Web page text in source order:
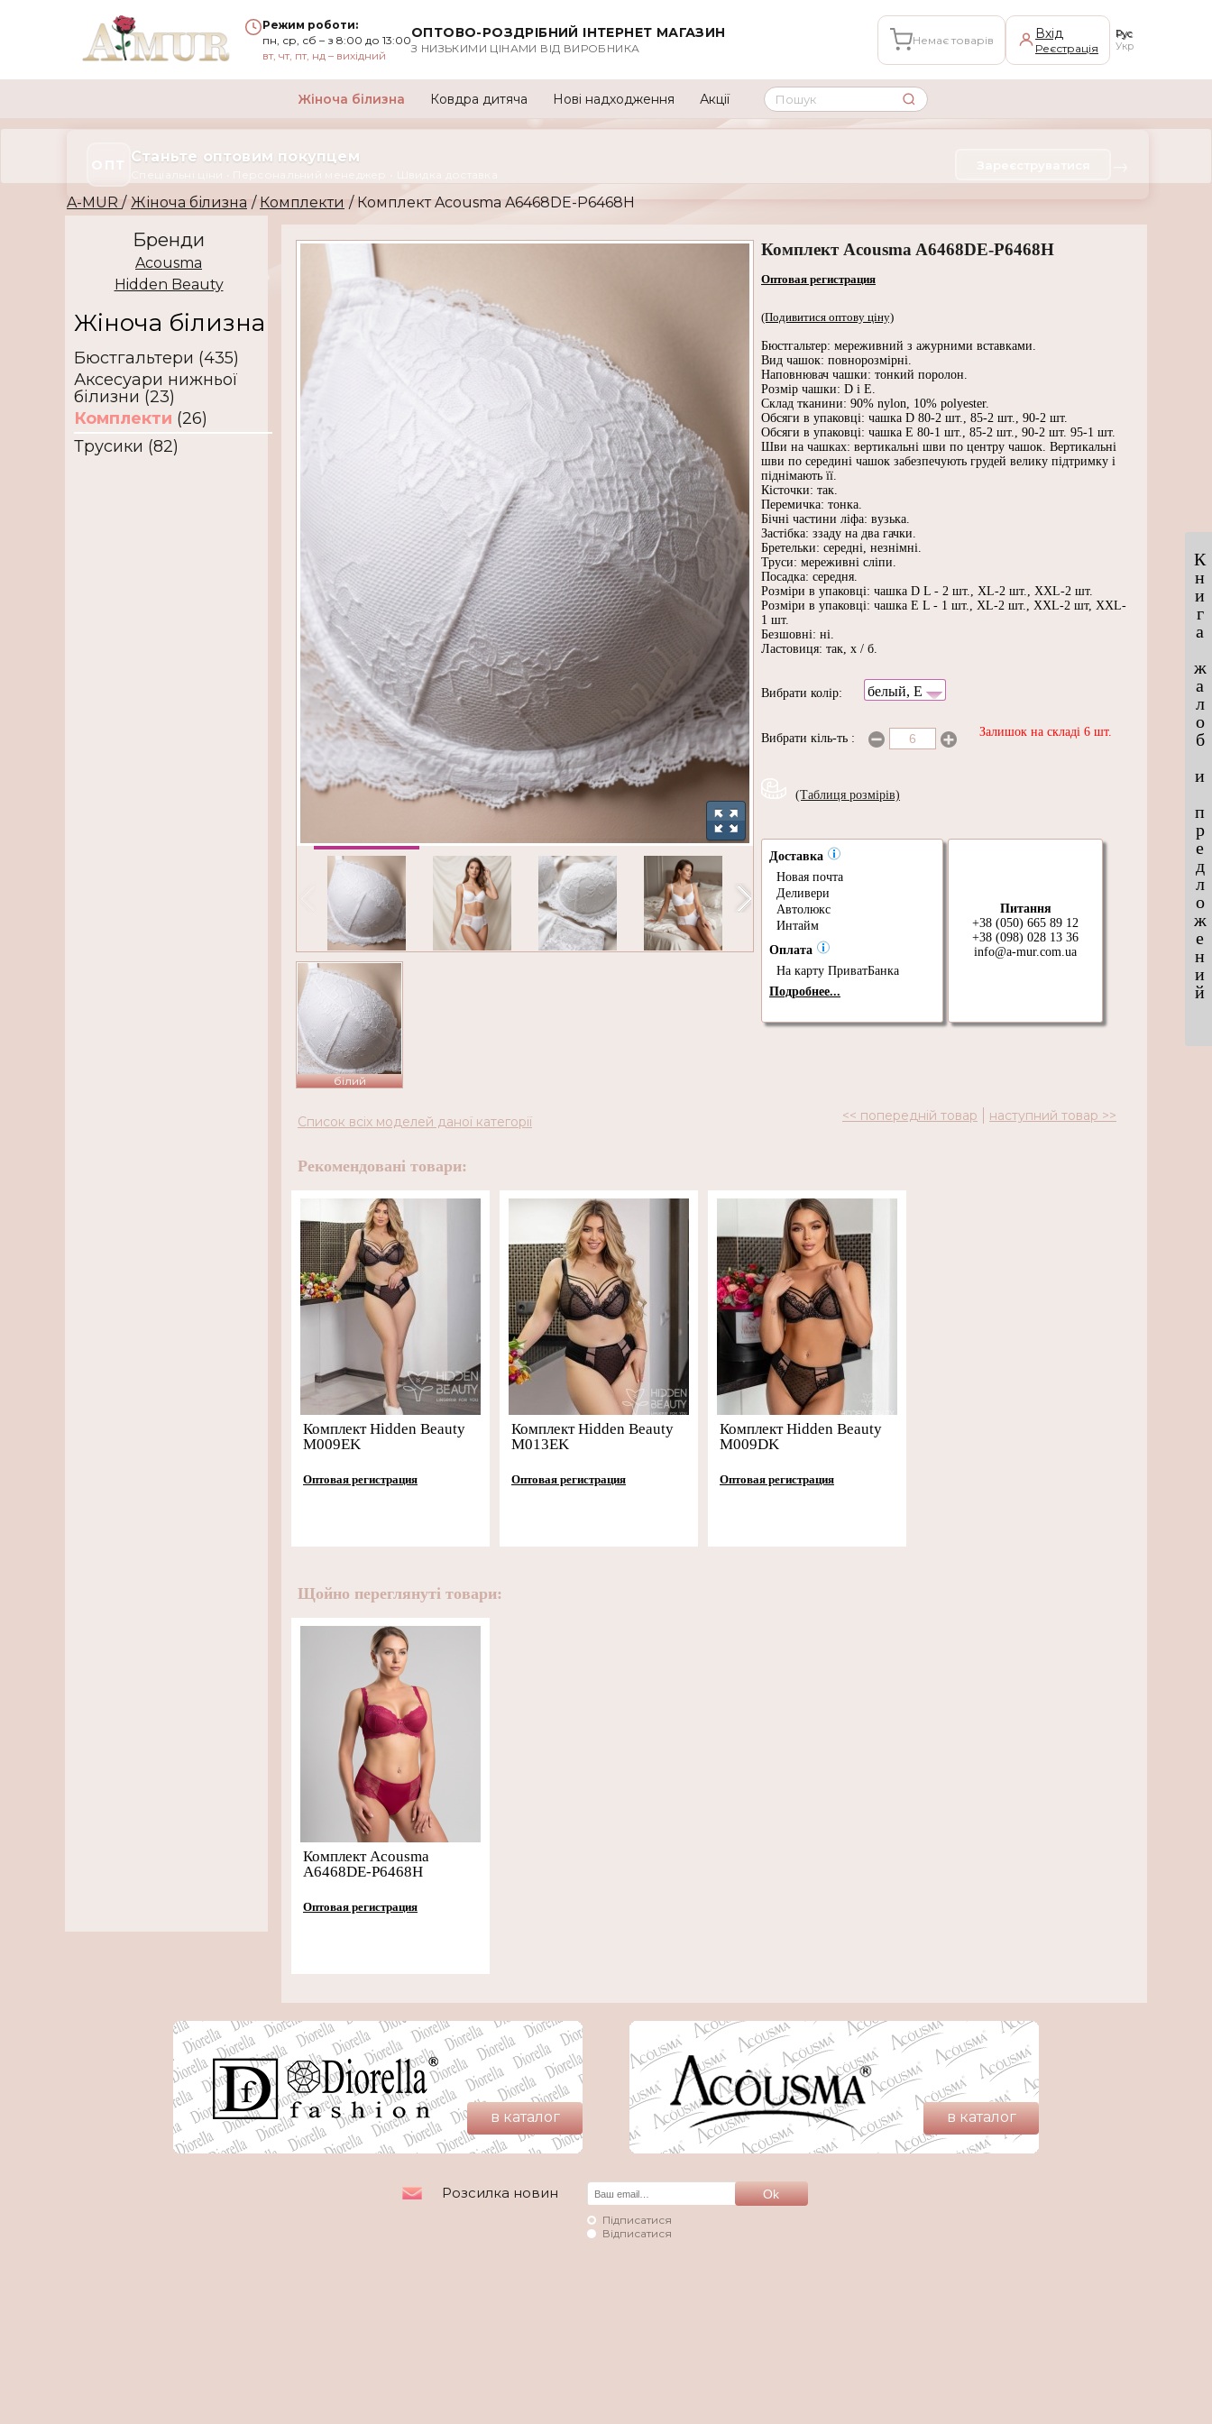
К
н
и
г
а
ж
а
л
о
б
и
п
р
е
д
л
о
ж
е
н
и
й
Режим роботи:
пн, ср, сб – з 8:00 до 13:00
вт, чт, пт, нд – вихідний
ОПТОВО-РОЗДРІБНИЙ ІНТЕРНЕТ МАГАЗИН
З НИЗЬКИМИ ЦІНАМИ ВІД ВИРОБНИКА
Немає товарів Вхід
Реєстрація
Рус
Укр
Жіноча білизна Ковдра дитяча Нові надходження Акції
Станьте оптовим покупцем
A-MUR / Жіноча білизна / Комплекти / Комплект Acousma A6468DE-P6468H
Бренди
Acousma
Hidden Beauty
Жіноча білизна
Бюстгальтери (435)
Аксесуари нижньої
білизни (23)
Комплекти (26)
Трусики (82)
білий
Комплект Acousma A6468DE-P6468H
Оптовая регистрация
(Подивитися оптову ціну)
Бюстгальтер: мереживний з ажурними вставками.
Вид чашок: повнорозмірні.
Наповнювач чашки: тонкий поролон.
Розмір чашки: D і Е.
Склад тканини: 90% nylon, 10% polyester.
Обсяги в упаковці: чашка D 80-2 шт., 85-2 шт., 90-2 шт.
Обсяги в упаковці: чашка E 80-1 шт., 85-2 шт., 90-2 шт. 95-1 шт.
Шви на чашках: вертикальні шви по центру чашок. Вертикальні
шви по середині чашок забезпечують грудей велику підтримку і
піднімають її.
Кісточки: так.
Перемичка: тонка.
Бічні частини ліфа: вузька.
Застібка: ззаду на два гачки.
Бретельки: середні, незнімні.
Труси: мереживні сліпи.
Посадка: середня.
Розміри в упаковці: чашка D L - 2 шт., XL-2 шт., XXL-2 шт.
Розміри в упаковці: чашка E L - 1 шт., XL-2 шт., XXL-2 шт, XXL-
1 шт.
Безшовні: ні.
Ластовиця: так, х / б.
Вибрати колір: белый, E
Залишок на складі 6 шт.
Вибрати кіль-ть :
(Таблиця розмірів)
Доставка
Новая почта
Деливери
Автолюкс
Интайм
Оплата
На карту ПриватБанка
Подробнее...
Питання
+38 (050) 665 89 12
+38 (098) 028 13 36
info@a-mur.com.ua
Список всіх моделей даної категорії << попередній товар наступний товар >>
Рекомендовані товари:
Комплект Hidden Beauty
M009EK
Оптовая регистрация
Комплект Hidden Beauty
M013EK
Оптовая регистрация
Комплект Hidden Beauty
M009DK
Оптовая регистрация
Щойно переглянуті товари:
Комплект Acousma
A6468DE-P6468H
Оптовая регистрация
в каталог в каталог
Розсилка новин
Підписатися
Відписатися